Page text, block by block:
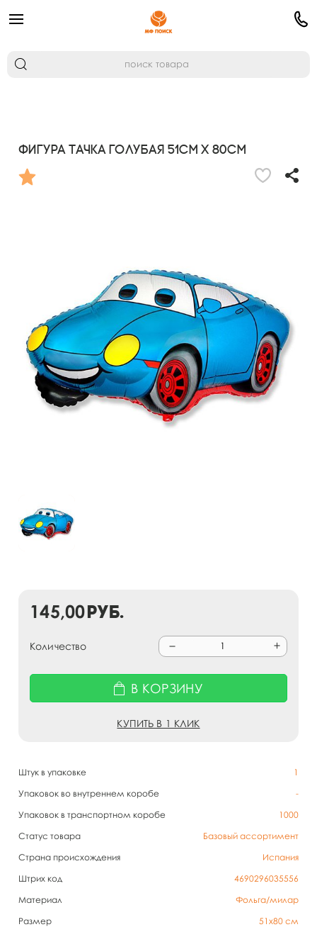
Фигура Тачка голубая 51см х 80см
Штук в упаковке
1
Упаковок во внутреннем коробе
-
Упаковок в транспортном коробе
1000
Статус товара
Базовый ассортимент
Страна происхождения
Испания
Штрих код
4690296035556
Материал
Фольга/милар
Размер
51х80 см
145,00руб.
Количество
В КОРЗИНУ
КУПИТЬ В 1 КЛИК